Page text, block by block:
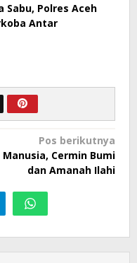
Sabu, Polres Aceh
Antar
Pos berikutnya
Manusia, Cermin Bumi
dan Amanah Ilahi